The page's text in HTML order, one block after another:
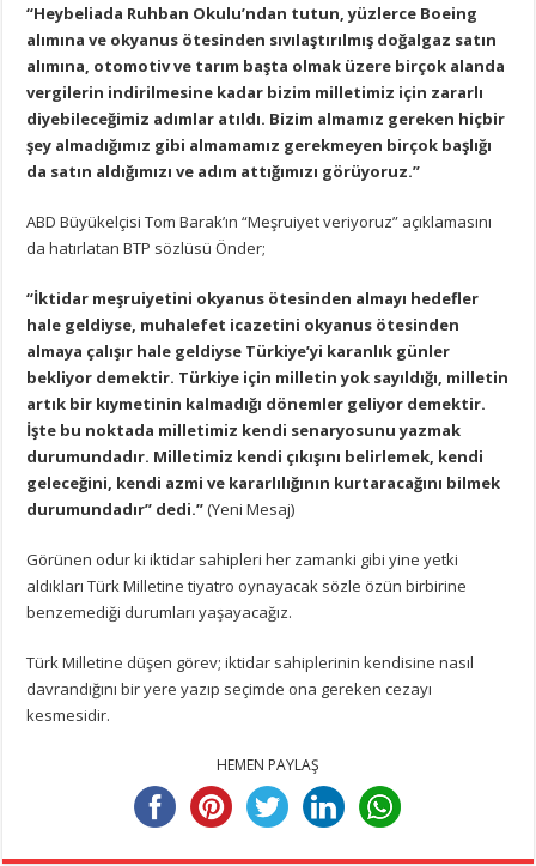
“Heybeliada Ruhban Okulu’ndan tutun, yüzlerce Boeing
alımına ve okyanus ötesinden sıvılaştırılmış doğalgaz satın
alımına, otomotiv ve tarım başta olmak üzere birçok alanda
vergilerin indirilmesine kadar bizim milletimiz için zararlı
diyebileceğimiz adımlar atıldı. Bizim almamız gereken hiçbir
şey almadığımız gibi almamamız gerekmeyen birçok başlığı
da satın aldığımızı ve adım attığımızı görüyoruz.”
ABD Büyükelçisi Tom Barak’ın “Meşruiyet veriyoruz” açıklamasını
da hatırlatan BTP sözlüsü Önder;
“İktidar meşruiyetini okyanus ötesinden almayı hedefler
hale geldiyse, muhalefet icazetini okyanus ötesinden
almaya çalışır hale geldiyse Türkiye’yi karanlık günler
bekliyor demektir. Türkiye için milletin yok sayıldığı, milletin
artık bir kıymetinin kalmadığı dönemler geliyor demektir.
İşte bu noktada milletimiz kendi senaryosunu yazmak
durumundadır. Milletimiz kendi çıkışını belirlemek, kendi
geleceğini, kendi azmi ve kararlılığının kurtaracağını bilmek
durumundadır” dedi.”(Yeni Mesaj)
Görünen odur ki iktidar sahipleri her zamanki gibi yine yetki
aldıkları Türk Milletine tiyatro oynayacak sözle özün birbirine
benzemediği durumları yaşayacağız.
Türk Milletine düşen görev; iktidar sahiplerinin kendisine nasıl
davrandığını bir yere yazıp seçimde ona gereken cezayı
kesmesidir.
HEMEN PAYLAŞ